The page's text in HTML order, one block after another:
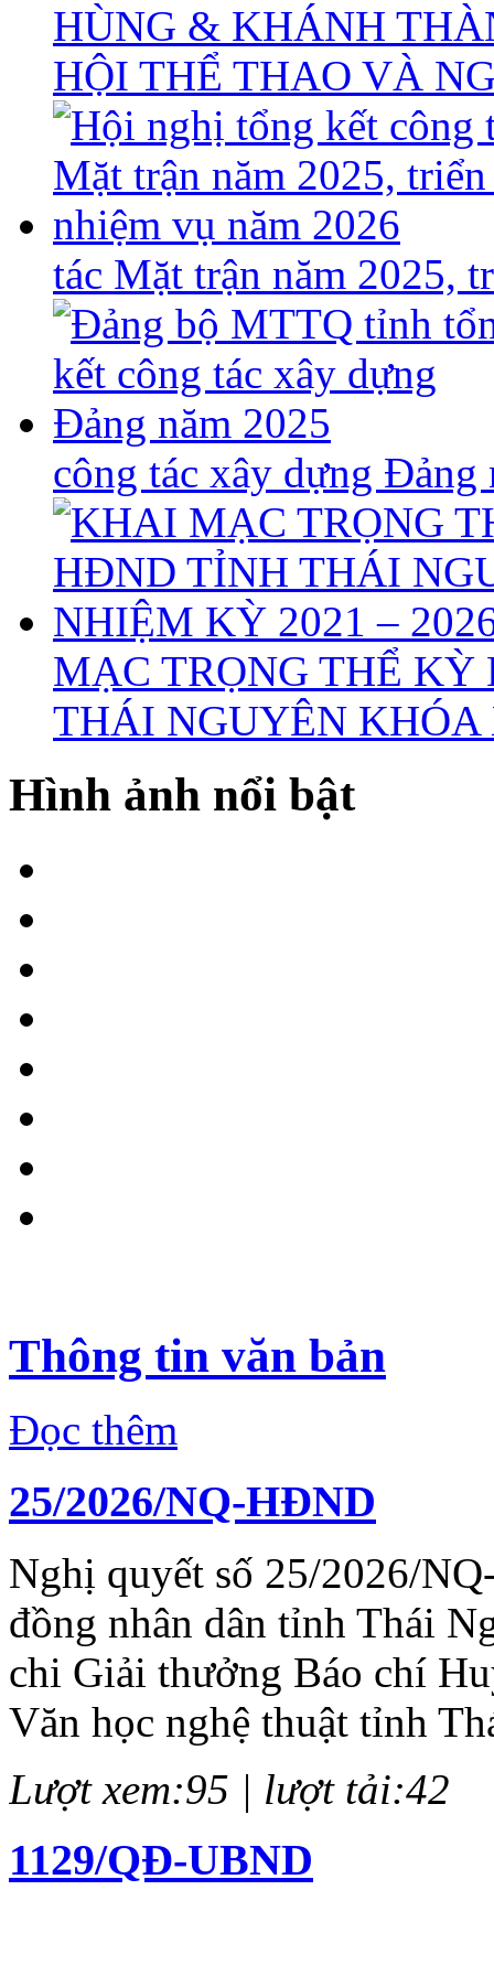
HÙNG & KHÁNH
HỘI THỂ THAO VÀ
tác Mặt trận năm 2025,
công tác xây dựng Đảng
MẠC TRỌNG THỂ
THÁI NGUYÊN KHÓA
Hình ảnh nổi bật
Thông tin văn bản
Đọc thêm
25/2026/NQ-HĐND
Nghị quyết số 25/2026/
đồng nhân dân tỉnh Thái
chi Giải thưởng Báo chí
Văn học nghệ thuật tỉnh
Lượt xem:95 | lượt tải:42
1129/QĐ-UBND